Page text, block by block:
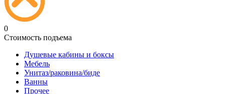
0
Стоимость подъема
Душевые кабины и боксы
Мебель
Унитаз/раковина/биде
Ванны
Прочее